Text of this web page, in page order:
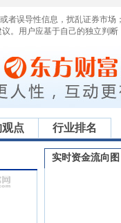
者误导性信息，扰乱证券市
。用户应基于自己的独立判断
点 行业排名
实时资金流向图